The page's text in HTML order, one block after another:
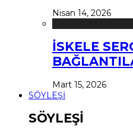
Nisan 14, 2026
İSKELE
Mart 15, 2026
SÖYLEŞİ
SÖYLEŞİ